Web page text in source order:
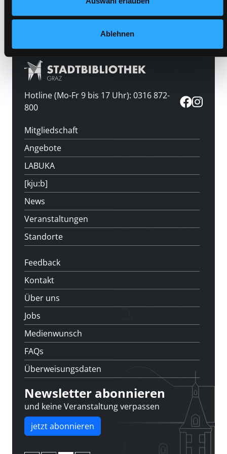
Ablehnen
Medium auf die Postliste setzen
Hotline (Mo-Fr 9 bis 17 Uhr): 0316 872-
800
Mitgliedschaft
Angebote
LABUKA
[kju:b]
News
Veranstaltungen
Standorte
Feedback
Kontakt
Über uns
Jobs
Medienwunsch
FAQs
Überweisungsdaten
Newsletter abonnieren
und keine Veranstaltung verpassen
jetzt abonnieren